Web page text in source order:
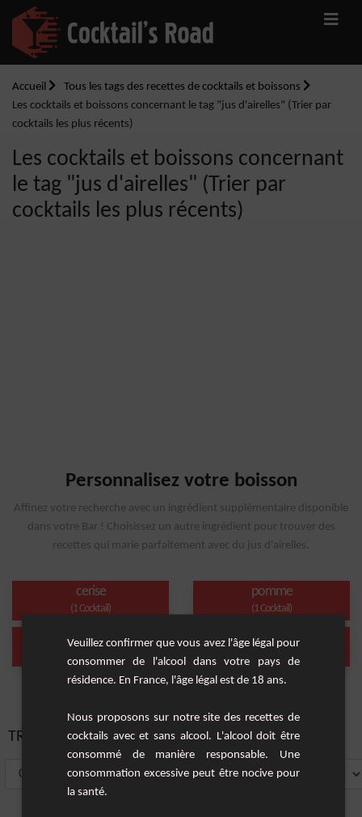
Accueil
Tous les tags des recettes de cocktails et boissons
Les cocktails et boissons concernant le tag "jus d'airelles" (Trier par
cocktails les plus récents)
Les cocktails et boissons concernant
le tag "jus d'airelles" (Trier par
cocktails les plus récents)
Personnalisez votre boisson
Affinez votre recherche avec un ingrédient supplémentaire disponible
dans votre Bar ! Choisissez un autre ingrédient pour trouver des
recettes qui marie parfaitement avec du jus d'airelles.
cerise
(1 Cocktail)
pomme
(1 Cocktail)
raisin sans alcool
TRIER PAR:
Veuillez confirmer que vous avez l'âge légal pour
consommer de l'alcool dans votre pays de
résidence. En France, l'âge légal est de 18 ans.
Nous proposons sur notre site des recettes de
cocktails avec et sans alcool. L'alcool doit être
consommé de manière responsable. Une
consommation excessive peut être nocive pour
la santé.